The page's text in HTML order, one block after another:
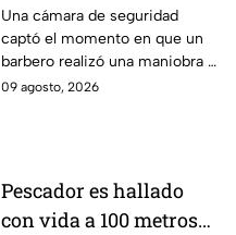
cliente durante ´masaje´
Una cámara de seguridad
captó el momento en que un
barbero realizó una maniobra a
modo de masaje y le fracturó
09 agosto, 2026
Pescador es hallado
con vida a 100 metros